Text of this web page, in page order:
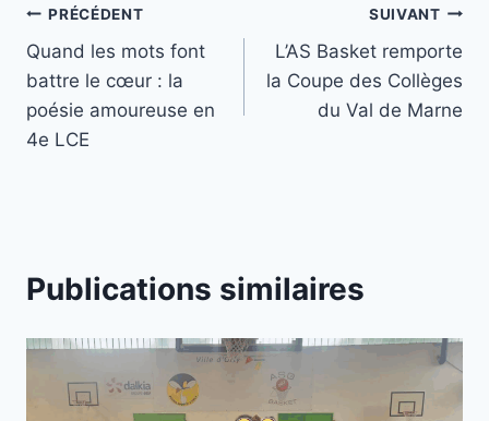
Navigation
de
l’article
PRÉCÉDENT
Quand les mots font
battre le cœur : la
poésie amoureuse en
4e LCE
SUIVANT
L’AS Basket remporte
la Coupe des Collèges
du Val de Marne
Publications similaires